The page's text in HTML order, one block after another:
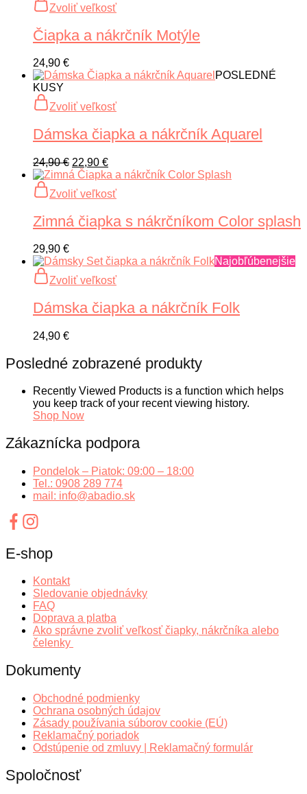
vybrať
stránke
Zvoliť veľkosťprodukt
viacero
si
vybrať
na
produktu.
Čiapka a nákrčník Motýle
24,90 €
POSLEDNÉ
KUSY
Zvoliť veľkosť
Tento
produkt
viacero
si
vybrať
stránke
Dámska čiapka a nákrčník Aquarel
24,90€ Pôvodná
cena
bola:
24,90 €.
22,90 €Aktuálna
cena
je:
22,90 €.
Zvoliť veľkosť
Tento
produkt
viacero
si
môžete
vybrať
stránke
Zimná čiapka s nákrčníkom Color splash
29,90 €
Najobľúbenejšie
Zvoliť veľkosť
Tento
produkt
viacero
môžete
vybrať
na
stránke
produktu.
Dámska čiapka a nákrčník Folk
24,90 €
Posledné zobrazené produkty
Recently Viewed Products is a function which helps
you keep track of your recent viewing history.
Shop Now
Zákaznícka podpora
Pondelok – Piatok: 09:00 – 18:00
Tel.: 0908 289 774
mail: info@abadio.sk
E-shop
Kontakt
Sledovanie objednávky
FAQ
Doprava a platba
Ako správne zvoliť veľkosť čiapky, nákrčníka alebo
čelenky
Dokumenty
Obchodné podmienky
Ochrana osobných údajov
Zásady používania súborov cookie (EÚ)
Reklamačný poriadok
Odstúpenie od zmluvy | Reklamačný formulár
Spoločnosť